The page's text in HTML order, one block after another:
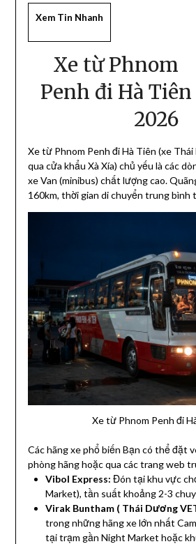
Xem Tin Nhanh
Xe từ Phnom
Penh đi Hà Tiên
2026
Xe từ Phnom Penh đi Hà Tiên (xe
qua cửa khẩu Xà Xía) chủ yếu là các
xe Van (minibus) chất lượng cao.
160km, thời gian di chuyển trung bình
Xe từ Phnom Penh đi
Các hãng xe phổ biến Bạn có thể đặt
phòng hãng hoặc qua các trang web
Vibol Express: Đón tại khu vực
Market), tần suất khoảng 2-3
Virak Buntham ( Thái Dương
trong những hãng xe lớn nhất
tại trạm gần Night Market hoặc